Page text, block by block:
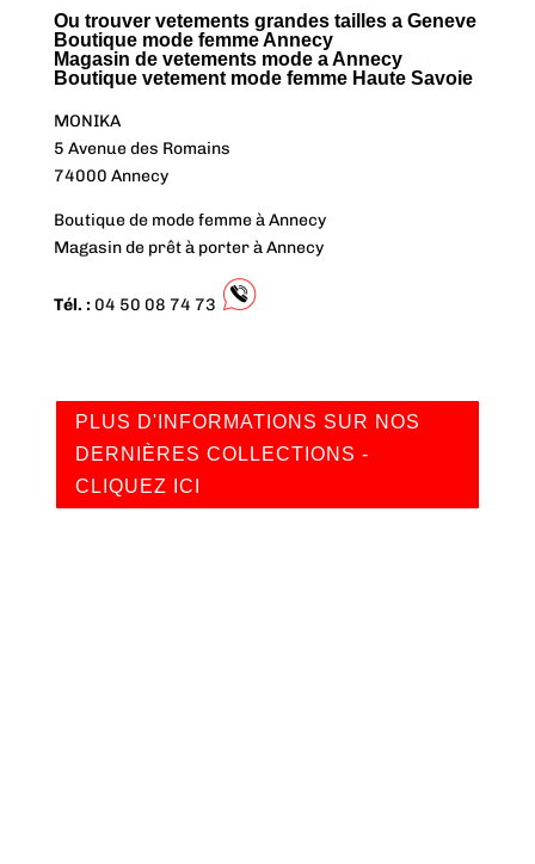
Ou trouver vetements grandes tailles a Geneve
Boutique mode femme Annecy
Magasin de vetements mode a Annecy
Boutique vetement mode femme Haute Savoie
MONIKA
5 Avenue des Romains
74000 Annecy
Boutique de mode femme à Annecy
Magasin de prêt à porter à Annecy
Tél. :04 50 08 74 73
PLUS D'INFORMATIONS SUR NOS
DERNIÈRES COLLECTIONS -
CLIQUEZ ICI